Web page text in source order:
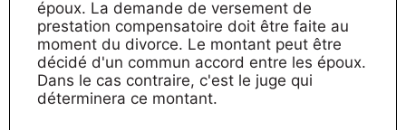
époux. La demande de versement de
prestation compensatoire doit être faite au
moment du divorce. Le montant peut être
décidé d'un commun accord entre les époux.
Dans le cas contraire, c'est le juge qui
déterminera ce montant.